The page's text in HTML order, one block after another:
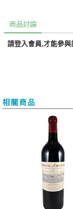
商品討論
請登入會員,才能參與
相關商品